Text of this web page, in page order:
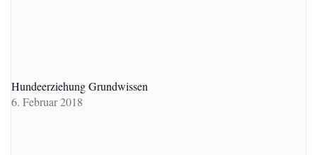
Hundeerziehung Grundwissen
6. Februar 2018